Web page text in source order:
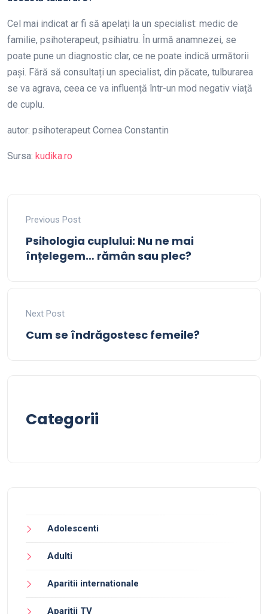
Cel mai indicat ar fi să apelați la un specialist: medic de
familie, psihoterapeut, psihiatru. În urmă anamnezei, se
poate pune un diagnostic clar, ce ne poate indică următorii
pași. Fără să consultați un specialist, din păcate, tulburarea
se va agrava, ceea ce va influență într-un mod negativ viață
de cuplu.
autor: psihoterapeut Cornea Constantin
Sursa: kudika.ro
Previous Post
Psihologia cuplului: Nu ne mai
înțelegem… rămân sau plec?
Next Post
Cum se îndrăgostesc femeile?
Categorii
Adolescenti
Adulti
Aparitii internationale
Aparitii TV